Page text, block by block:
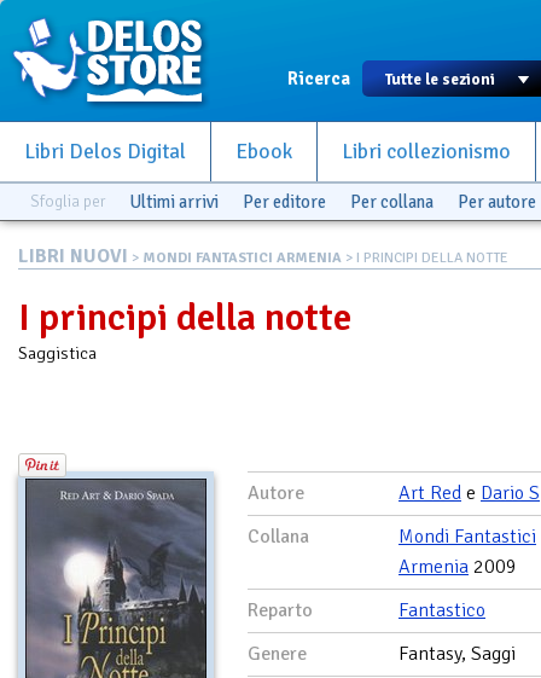
Ricerca
Libri Delos Digital Ebook Libri collezionismo
Sfoglia per Ultimi arrivi Per editore Per collana Per autore
LIBRI NUOVI > MONDI FANTASTICI ARMENIA > I PRINCIPI DELLA NOTTE
I principi della notte
Saggistica
Autore Art Red e Dario
Collana
Mondi Fantastici
Armenia 2009
Reparto
Fantastico
Genere
Fantasy, Saggi